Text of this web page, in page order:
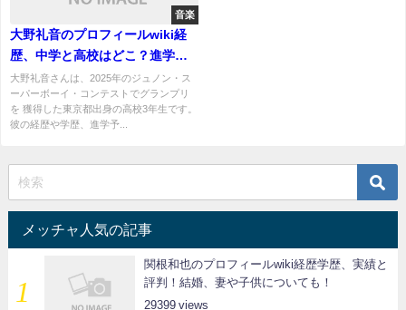
音楽
大野礼音のプロフィールwiki経
歴、中学と高校はどこ？進学す
る大学はどこ？
大野礼音さんは、2025年のジュノン・ス
ーパーボーイ・コンテストでグランプリ
を 獲得した東京都出身の高校3年生です。
彼の経歴や学歴、進学予...
メッチャ人気の記事
関根和也のプロフィールwiki経歴学歴、実績と
評判！結婚、妻や子供についても！
29399